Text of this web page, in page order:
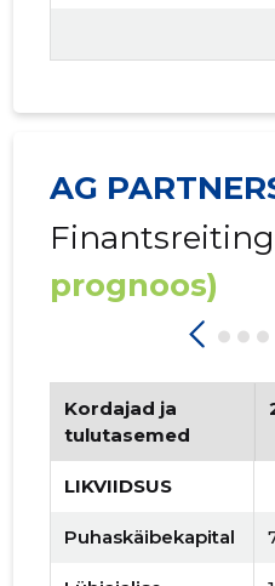
AG
prognoos)
Kordajad ja
tulutasemed
LIKVIIDSUS
Puhaskäibekapital